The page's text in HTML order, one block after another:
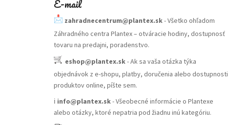
E-mail
zahradnecentrum@plantex.sk- Všetko ohľadom
Záhradného centra Plantex – otváracie hodiny, dostupnosť
tovaru na predajni, poradenstvo.
eshop@plantex.sk- Ak sa vaša otázka týka
objednávok z e-shopu, platby, doručenia alebo dostupnosti
produktov online, píšte sem.
ℹ️ info@plantex.sk- Všeobecné informácie o Plantexe
alebo otázky, ktoré nepatria pod žiadnu inú kategóriu.